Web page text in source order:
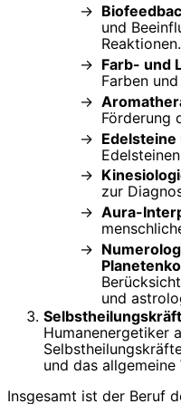
und
Reaktionen.
Farb- und
Farben
Förderung
Edelsteine
zur
Aura-
und
Humanenergetiker
und das
Insgesamt ist der Beruf